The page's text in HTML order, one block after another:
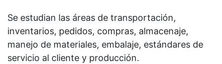
Se estudian las áreas de transportación,
inventarios, pedidos, compras, almacenaje,
manejo de materiales, embalaje, estándares de
servicio al cliente y producción.